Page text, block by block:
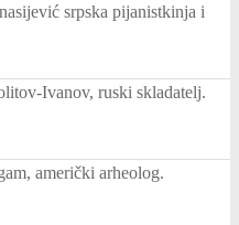
srpska pijanistkinja i
Ivanov, ruski skladatelj.
američki arheolog.